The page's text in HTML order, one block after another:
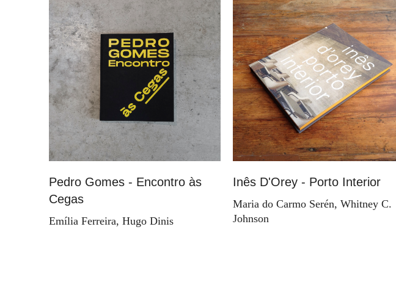
Pedro Gomes - Encontro às
Cegas
Emília Ferreira, Hugo Dinis
Inês D'Orey - Porto Interior
Maria do Carmo Serén, Whitney C.
Johnson